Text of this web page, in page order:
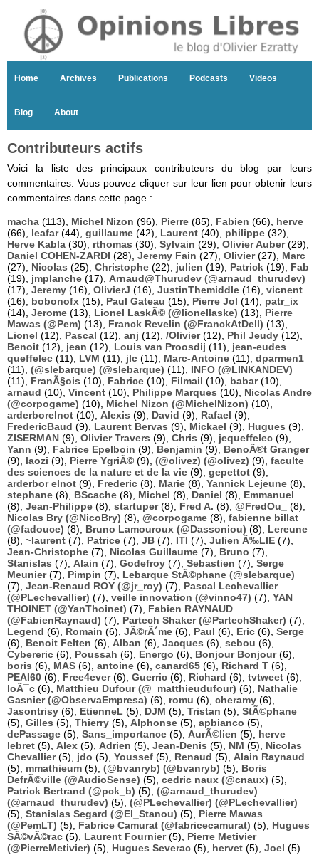
Home Archives Publications Podcasts Videos
Blog About
Contributeurs actifs
Voici la liste des principaux contributeurs du blog par leurs
commentaires. Vous pouvez cliquer sur leur lien pour obtenir leurs
commentaires dans cette page :
macha (113), Michel Nizon (96), Pierre (85), Fabien (66), herve
(66), leafar(44), guillaume (42), Laurent (40), philippe (32),
Herve Kabla (30), rthomas (30), Sylvain (29), Olivier Auber(29),
Daniel COHEN-ZARDI (28), Jeremy Fain (27), Olivier(27), Marc
(27), Nicolas (25), Christophe (22), julien (19), Patrick (19), Fab
(19), jmplanche (17), Arnaud@Thurudev (@arnaud_thurudev)
(17), Jeremy (16), OlivierJ (16), JustinThemiddle (16), vicnent
(16), bobonofx (15), Paul Gateau (15), Pierre Jol (14), patr_ix
(14), Jerome (13), Lionel LaskÃ© (@lionellaske) (13), Pierre
Mawas (@Pem) (13), Franck Revelin (@FranckAtDell) (13),
Lionel (12), Pascal (12), anj (12), /Olivier(12), Phil Jeudy (12),
Benoit (12), jean (12), Louis van Proosdij (11), jean-eudes
queffelec (11), LVM (11), jlc (11), Marc-Antoine (11), dparmen1
(11), (@slebarque) (@slebarque) (11), INFO (@LINKANDEV)
(11), FranÃ§ois (10), Fabrice (10), Filmail (10), babar(10),
arnaud (10), Vincent (10), Philippe Marques (10), Nicolas Andre
(@corpogame) (10), Michel Nizon (@MichelNizon) (10),
arderborelnot (10), Alexis (9), David (9), Rafael (9),
FredericBaud (9), Laurent Bervas (9), Mickael (9), Hugues (9),
ZISERMAN (9), Olivier Travers (9), Chris (9), jequeffelec (9),
Yann (9), Fabrice Epelboin (9), Benjamin (9), BenoÃ®t Granger
(9), laozi (9), Pierre YgriÃ© (9), (@olivez) (@olivez) (9), faculte
des sciences de la nature et de la vie (9), gepettot (9),
arderbor elnot (9), Frederic (8), Marie (8), Yannick Lejeune (8),
stephane (8), BScache (8), Michel (8), Daniel (8), Emmanuel
(8), Jean-Philippe (8), startuper(8), Fred A. (8), @FredOu_
(8),
Nicolas Bry (@NicoBry) (8), @corpogame (8), fabienne billat
(@fadouce) (8), Bruno Lamouroux (@Dassoniou) (8), Lereune
(8), ~laurent (7), Patrice (7), JB (7), ITI (7), Julien Ã‰LIE (7),
Jean-Christophe (7), Nicolas Guillaume (7), Bruno (7),
Stanislas (7), Alain (7), Godefroy (7), Sebastien (7), Serge
Meunier(7), Pimpin (7), Lebarque StÃ©phane (@slebarque)
(7), Jean-Renaud ROY (@jr_roy) (7), Pascal Lechevallier
(@PLechevallier) (7), veille innovation (@vinno47) (7), YAN
THOINET (@YanThoinet) (7), Fabien RAYNAUD
(@FabienRaynaud) (7), Partech Shaker (@PartechShaker) (7),
Legend (6), Romain (6), JÃ©rÃ´me (6), Paul (6), Eric (6), Serge
(6), Benoit Felten (6), Alban (6), Jacques (6), sebou (6),
Cybereric (6), Poussah (6), Energo (6), Bonjour Bonjour(6),
boris (6), MAS (6), antoine (6), canard65 (6), Richard T (6),
PEAI60 (6), Free4ever(6), Guerric (6), Richard (6), tvtweet (6),
loÃ¯c (6), Matthieu Dufour (@_matthieudufour) (6), Nathalie
Gasnier (@ObservaEmpresa) (6), romu (6), cheramy (6),
Jasontrisy (6), EtienneL (5), DJM (5), Tristan (5), StÃ©phane
(5), Gilles (5), Thierry (5), Alphonse (5), apbianco (5),
dePassage (5), Sans_importance (5), AurÃ©lien (5), herve
lebret (5), Alex (5), Adrien (5), Jean-Denis (5), NM (5), Nicolas
Chevallier(5), jdo (5), Youssef (5), Renaud (5), Alain Raynaud
(5), mmathieum (5), (@bvanryb) (@bvanryb) (5), Boris
DefrÃ©ville (@AudioSense) (5), cedric naux (@cnaux) (5),
Patrick Bertrand (@pck_b) (5), (@arnaud_thurudev)
(@arnaud_thurudev) (5), (@PLechevallier) (@PLechevallier)
(5), Stanislas Segard (@El_Stanou) (5), Pierre Mawas
(@PemLT) (5), Fabrice Camurat (@fabricecamurat) (5), Hugues
SÃ©vÃ©rac (5), Laurent Fournier(5), Pierre Metivier
(@PierreMetivier) (5), Hugues Severac (5), hervet (5), Joel (5)